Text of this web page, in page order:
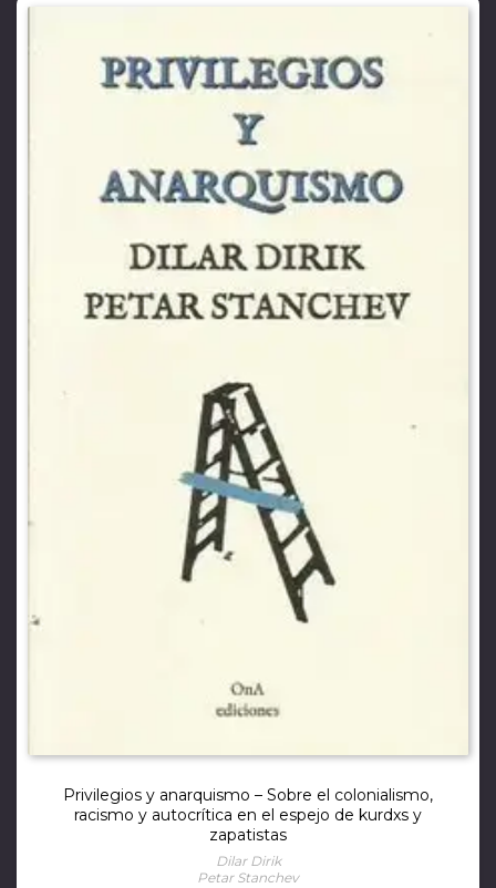
Privilegios y anarquismo – Sobre el colonialismo,
racismo y autocrítica en el espejo de kurdxs y
zapatistas
Dilar Dirik
Petar Stanchev